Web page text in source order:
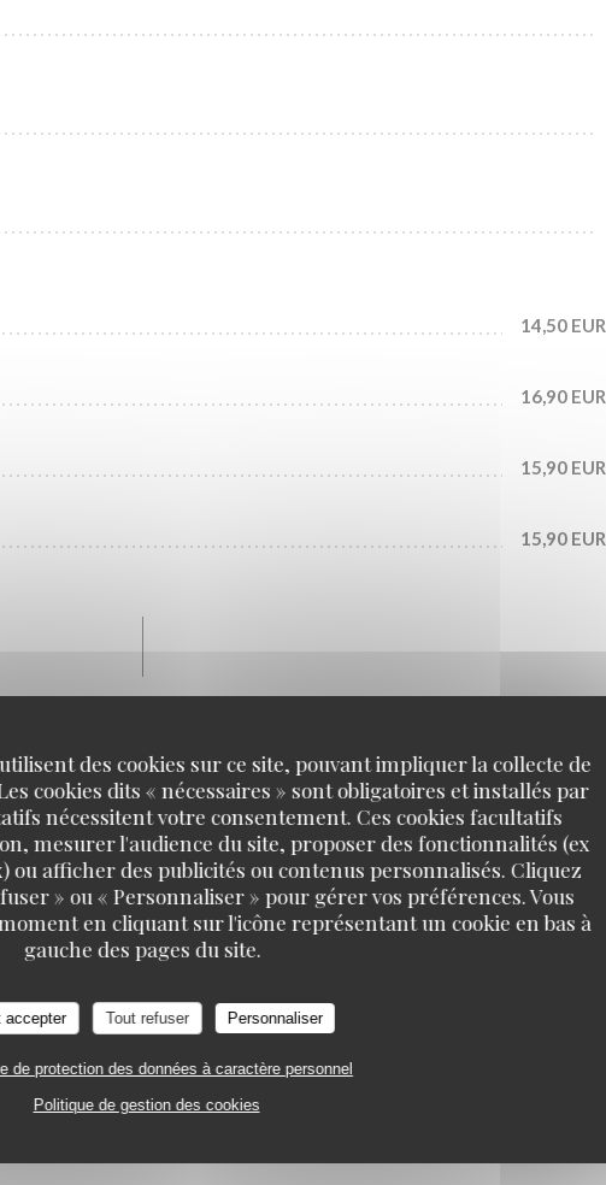
des cookies sur ce site, pouvant impliquer la collecte de
cookies dits « nécessaires » sont obligatoires et installés par
nécessitent votre consentement. Ces cookies facultatifs
mesurer l'audience du site, proposer des fonctionnalités (ex
ou afficher des publicités ou contenus personnalisés. Cliquez
» ou « Personnaliser » pour gérer vos préférences. Vous
en cliquant sur l'icône représentant un cookie en bas à
gauche des pages du site.
accepter Tout refuser Personnaliser
de protection des données à caractère personnel
Politique de gestion des cookies
14,50 EUR
16,90 EUR
15,90 EUR
15,90 EUR
9,00 EUR
Les quatre Chemins